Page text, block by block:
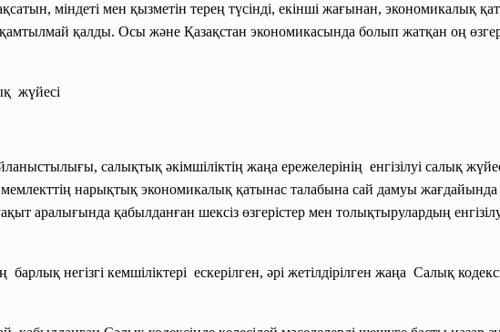
міндеті мен қызметін терең түсінді, екінші жағынан, экономикалық
қалды. Осы және Қазақстан экономикасында болып жатқан оң
жүйесі
салықтық әкімшіліктің жаңа ережелерінің енгізілуі салық
нарықтық экономикалық қатынас талабына сай дамуы жағдайында
аралығында қабылданған шексіз өзгерістер мен толықтырулардың
негізгі кемшіліктері ескерілген, әрі жетілдірілген жаңа Салық